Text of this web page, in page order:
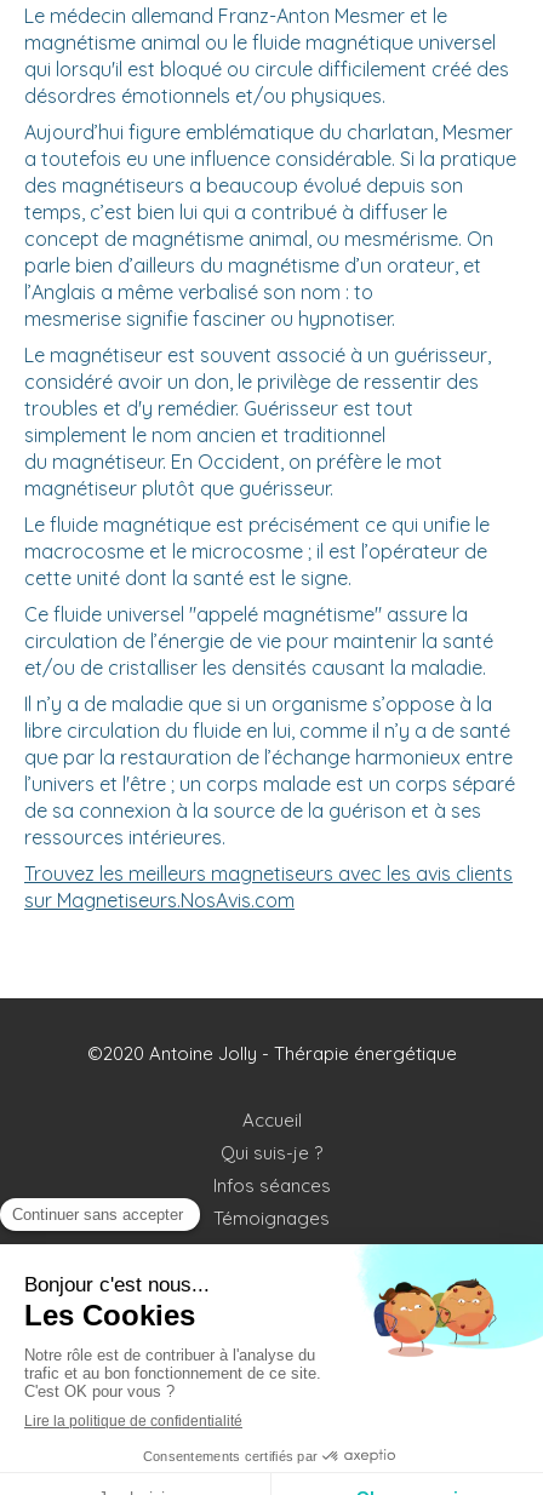
Le médecin allemand Franz-Anton Mesmer et le
magnétisme animal ou le fluide magnétique universel
qui lorsqu'il est bloqué ou circule difficilement créé des
désordres émotionnels et/ou physiques.
Aujourd’hui figure emblématique du charlatan, Mesmer
a toutefois eu une influence considérable. Si la pratique
des magnétiseurs a beaucoup évolué depuis son
temps, c’est bien lui qui a contribué à diffuser le
concept de magnétisme animal, ou mesmérisme. On
parle bien d’ailleurs du magnétisme d’un orateur, et
l’Anglais a même verbalisé son nom : to
mesmerise signifie fasciner ou hypnotiser.
Le magnétiseur est souvent associé à un guérisseur,
considéré avoir un don, le privilège de ressentir des
troubles et d'y remédier. Guérisseur est tout
simplement le nom ancien et traditionnel
du magnétiseur. En Occident, on préfère le mot
magnétiseur plutôt que guérisseur.
Le fluide magnétique est précisément ce qui unifie le
macrocosme et le microcosme ; il est l’opérateur de
cette unité dont la santé est le signe.
Ce fluide universel "appelé magnétisme" assure la
circulation de l’énergie de vie pour maintenir la santé
et/ou de cristalliser les densités causant la maladie.
Il n’y a de maladie que si un organisme s’oppose à la
libre circulation du fluide en lui, comme il n’y a de santé
que par la restauration de l’échange harmonieux entre
l’univers et l'être ; un corps malade est un corps séparé
de sa connexion à la source de la guérison et à ses
ressources intérieures.
Trouvez les meilleurs magnetiseurs avec les avis clients
sur Magnetiseurs.NosAvis.com
©2020 Antoine Jolly - Thérapie énergétique
Accueil
Qui suis-je ?
Infos séances
Témoignages
Contact
Création et référencement du site par Simplébo
Site partenaire deAnnuaire Thérapeutes